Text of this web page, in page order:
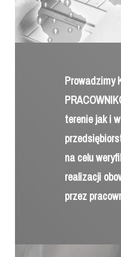
Prowadzimy
terenie jak i
na celu
realizacji
przez